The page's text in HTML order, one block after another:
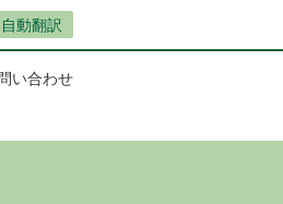
自動翻訳
い合わせ